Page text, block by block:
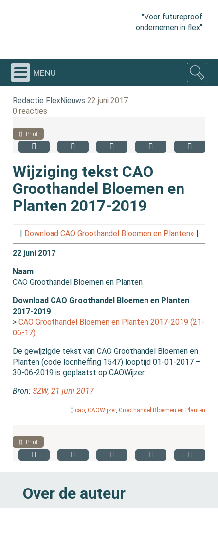
"Voor futureproof
ondernemen in flex"
menu
Redactie FlexNieuws 22 juni 2017
0 reacties
Print
Wijziging tekst CAO
Groothandel Bloemen en
Planten 2017-2019
Download CAO Groothandel Bloemen en Planten»
22 juni 2017
Naam
CAO Groothandel Bloemen en Planten
Download CAO Groothandel Bloemen en Planten
2017-2019
>CAO Groothandel Bloemen en Planten 2017-2019 (21-
06-17)
De gewijzigde tekst van CAO Groothandel Bloemen en
Planten (code loonheffing 1547) looptijd 01-01-2017 –
30-06-2019 is geplaatst op CAOWijzer.
Bron:SZW, 21 juni 2017
cao, CAOWijzer, Groothandel Bloemen en Planten
Print
Over de auteur